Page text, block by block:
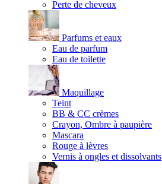
Perte de cheveux
Parfums et eaux
Eau de parfum
Eau de toilette
Maquillage
Teint
BB & CC crèmes
Crayon, Ombre à paupière
Mascara
Rouge à lèvres
Vernis à ongles et dissolvants